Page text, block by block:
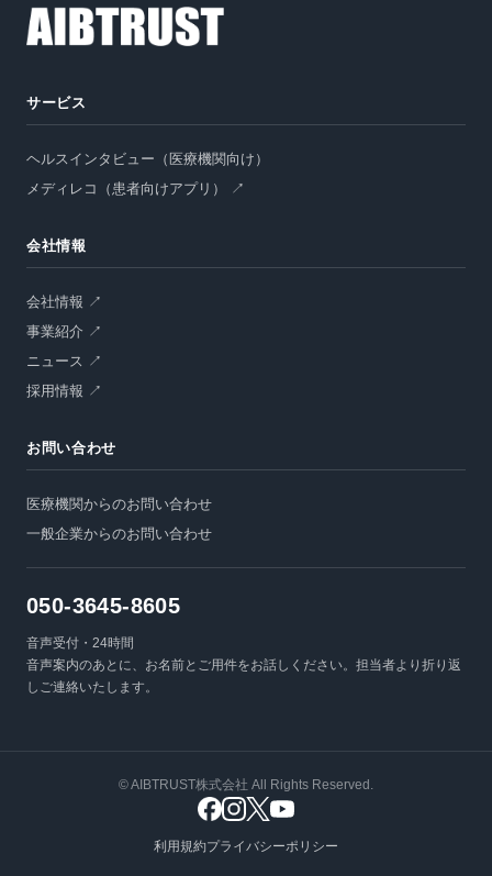
サービス
ヘルスインタビュー（医療機関向け）
メディレコ（患者向けアプリ） ↗
会社情報
会社情報 ↗
事業紹介 ↗
ニュース ↗
採用情報 ↗
お問い合わせ
医療機関からのお問い合わせ
一般企業からのお問い合わせ
050-3645-8605
音声受付・24時間
音声案内のあとに、お名前とご用件をお話しください。担当者より折り返
しご連絡いたします。
© AIBTRUST株式会社 All Rights Reserved.
利用規約プライバシーポリシー